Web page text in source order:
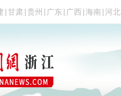
甘肃 贵州 广东 广西 海南 河北